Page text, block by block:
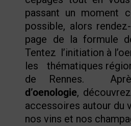
passant un moment
possible, alors
page de la formule
Tentez l’initiation à
les thématiques
de Rennes.
d’oenologie,
accessoires autour du
nos vins et nos